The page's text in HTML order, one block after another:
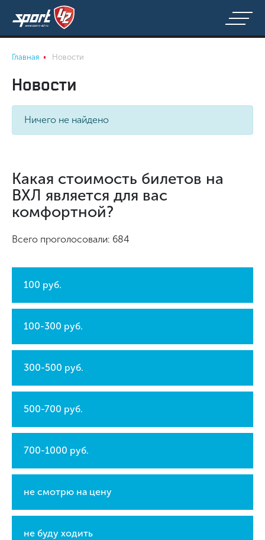
Главная Новости
Новости
Ничего не найдено
Какая стоимость билетов на
ВХЛ является для вас
комфортной?
Всего проголосовали: 684
100 руб.
100-300 руб.
300-500 руб.
500-700 руб.
700-1000 руб.
не смотрю на цену
не буду ходить